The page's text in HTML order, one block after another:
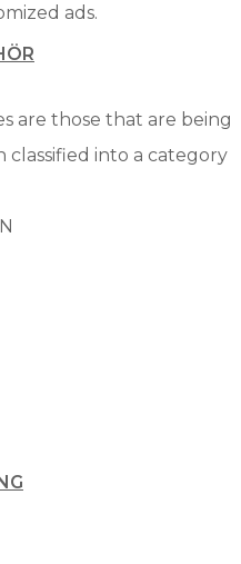
ads.
are those that are being
classified into a category